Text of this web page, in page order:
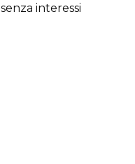
senza interessi